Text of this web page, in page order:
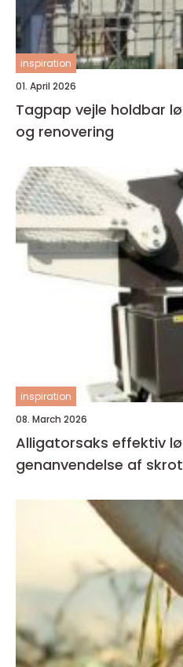
inspiration
01. April 2026
Tagpap vejle holdbar løsning til både nyt tag
og renovering
inspiration
08. March 2026
Alligatorsaks effektiv løsning til sortering og
genanvendelse af skrot